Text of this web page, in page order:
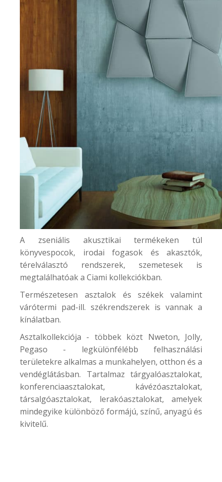
A zseniális akusztikai termékeken túl
könyvespocok, irodai fogasok és akasztók,
térelválasztó rendszerek, szemetesek is
megtalálhatóak a Ciami kollekciókban.
Természetesen asztalok és székek valamint
várótermi pad-ill. székrendszerek is vannak a
kínálatban.
Asztalkollekciója - többek közt Nweton, Jolly,
Pegaso - legkülönfélébb felhasználási
területekre alkalmas a munkahelyen, otthon és a
vendéglátásban. Tartalmaz tárgyalóasztalokat,
konferenciaasztalokat, kávézóasztalokat,
társalgóasztalokat, lerakóasztalokat, amelyek
mindegyike különböző formájú, színű, anyagú és
kivitelű.